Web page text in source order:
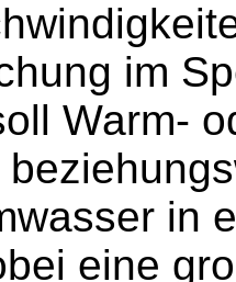
im
Warm-
in
eine